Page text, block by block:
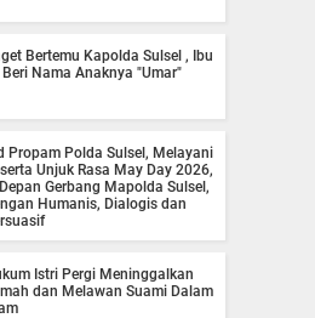
Bertemu Kapolda Sulsel , Ibu
Beri Nama Anaknya "Umar"
Propam Polda Sulsel, Melayani
Unjuk Rasa May Day 2026,
Gerbang Mapolda Sulsel,
Humanis, Dialogis dan
Istri Pergi Meninggalkan
dan Melawan Suami Dalam